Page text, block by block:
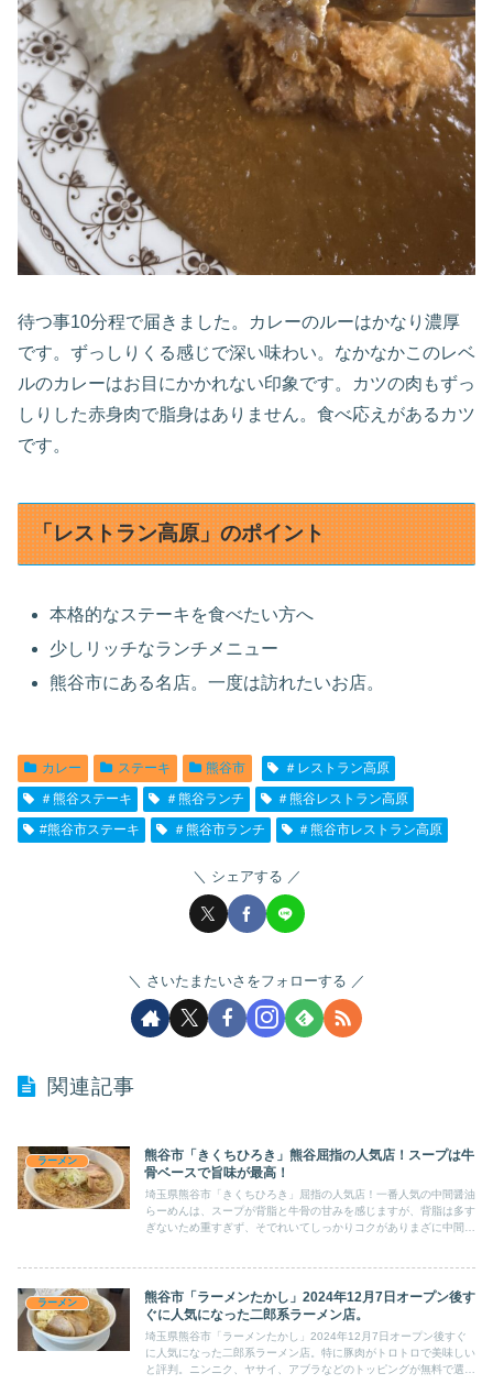
待つ事10分程で届きました。カレーのルーはかなり濃厚
です。ずっしりくる感じで深い味わい。なかなかこのレベ
ルのカレーはお目にかかれない印象です。カツの肉もずっ
しりした赤身肉で脂身はありません。食べ応えがあるカツ
です。
「レストラン高原」のポイント
本格的なステーキを食べたい方へ
少しリッチなランチメニュー
熊谷市にある名店。一度は訪れたいお店。
カレー ステーキ 熊谷市
＃レストラン高原
＃熊谷ステーキ
＃熊谷ランチ
＃熊谷レストラン高原
#熊谷市ステーキ
＃熊谷市ランチ ＃熊谷市レストラン高原
シェアする
さいたまたいさをフォローする
関連記事
ラーメン
熊谷市「きくちひろき」熊谷屈指の人気店！スープは牛
骨ベースで旨味が最高！
埼玉県熊谷市「きくちひろき」屈指の人気店！一番人気の中間醤油
らーめんは、スープが背脂と牛骨の甘みを感じますが、背脂は多す
ぎないため重すぎず、そでれいてしっかりコクがありまざに中間の
ラーメン
熊谷市「ラーメンたかし」2024年12月7日オープン後す
ぐに人気になった二郎系ラーメン店。
埼玉県熊谷市「ラーメンたかし」2024年12月7日オープン後すぐ
に人気になった二郎系ラーメン店。特に豚肉がトロトロで美味しい
と評判。ニンニク、ヤサイ、アブラなどのトッピングが無料で選べ